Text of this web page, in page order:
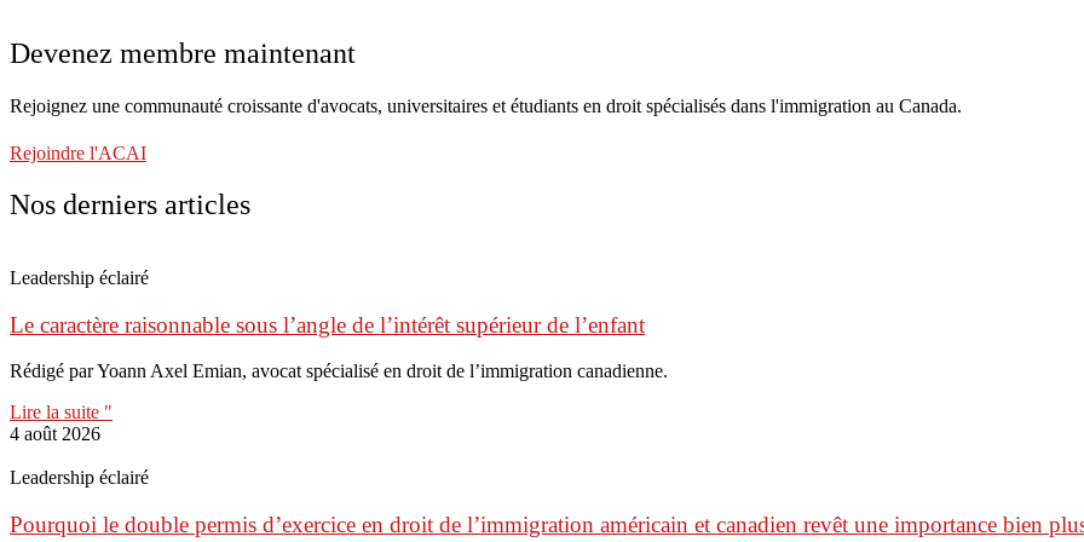
Devenez membre maintenant
Rejoignez une communauté croissante d'avocats, universitaires et étudiants en droit spécialisés dans l'immigration au Canada.
Rejoindre l'ACAI
Nos derniers articles
Leadership éclairé
Le caractère raisonnable sous l’angle de l’intérêt supérieur de l’enfant
Rédigé par Yoann Axel Emian, avocat spécialisé en droit de l’immigration canadienne.
Lire la suite "
4 août 2026
Leadership éclairé
Pourquoi le double permis d’exercice en droit de l’immigration américain et canadien revêt une importance bien